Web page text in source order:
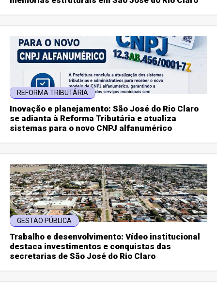
REFORMA TRIBUTÁRIA
Inovação e planejamento: São José do Rio Claro
se adianta à Reforma Tributária e atualiza
sistemas para o novo CNPJ alfanumérico
GESTÃO PÚBLICA
Trabalho e desenvolvimento: Vídeo institucional
destaca investimentos e conquistas das
secretarias de São José do Rio Claro